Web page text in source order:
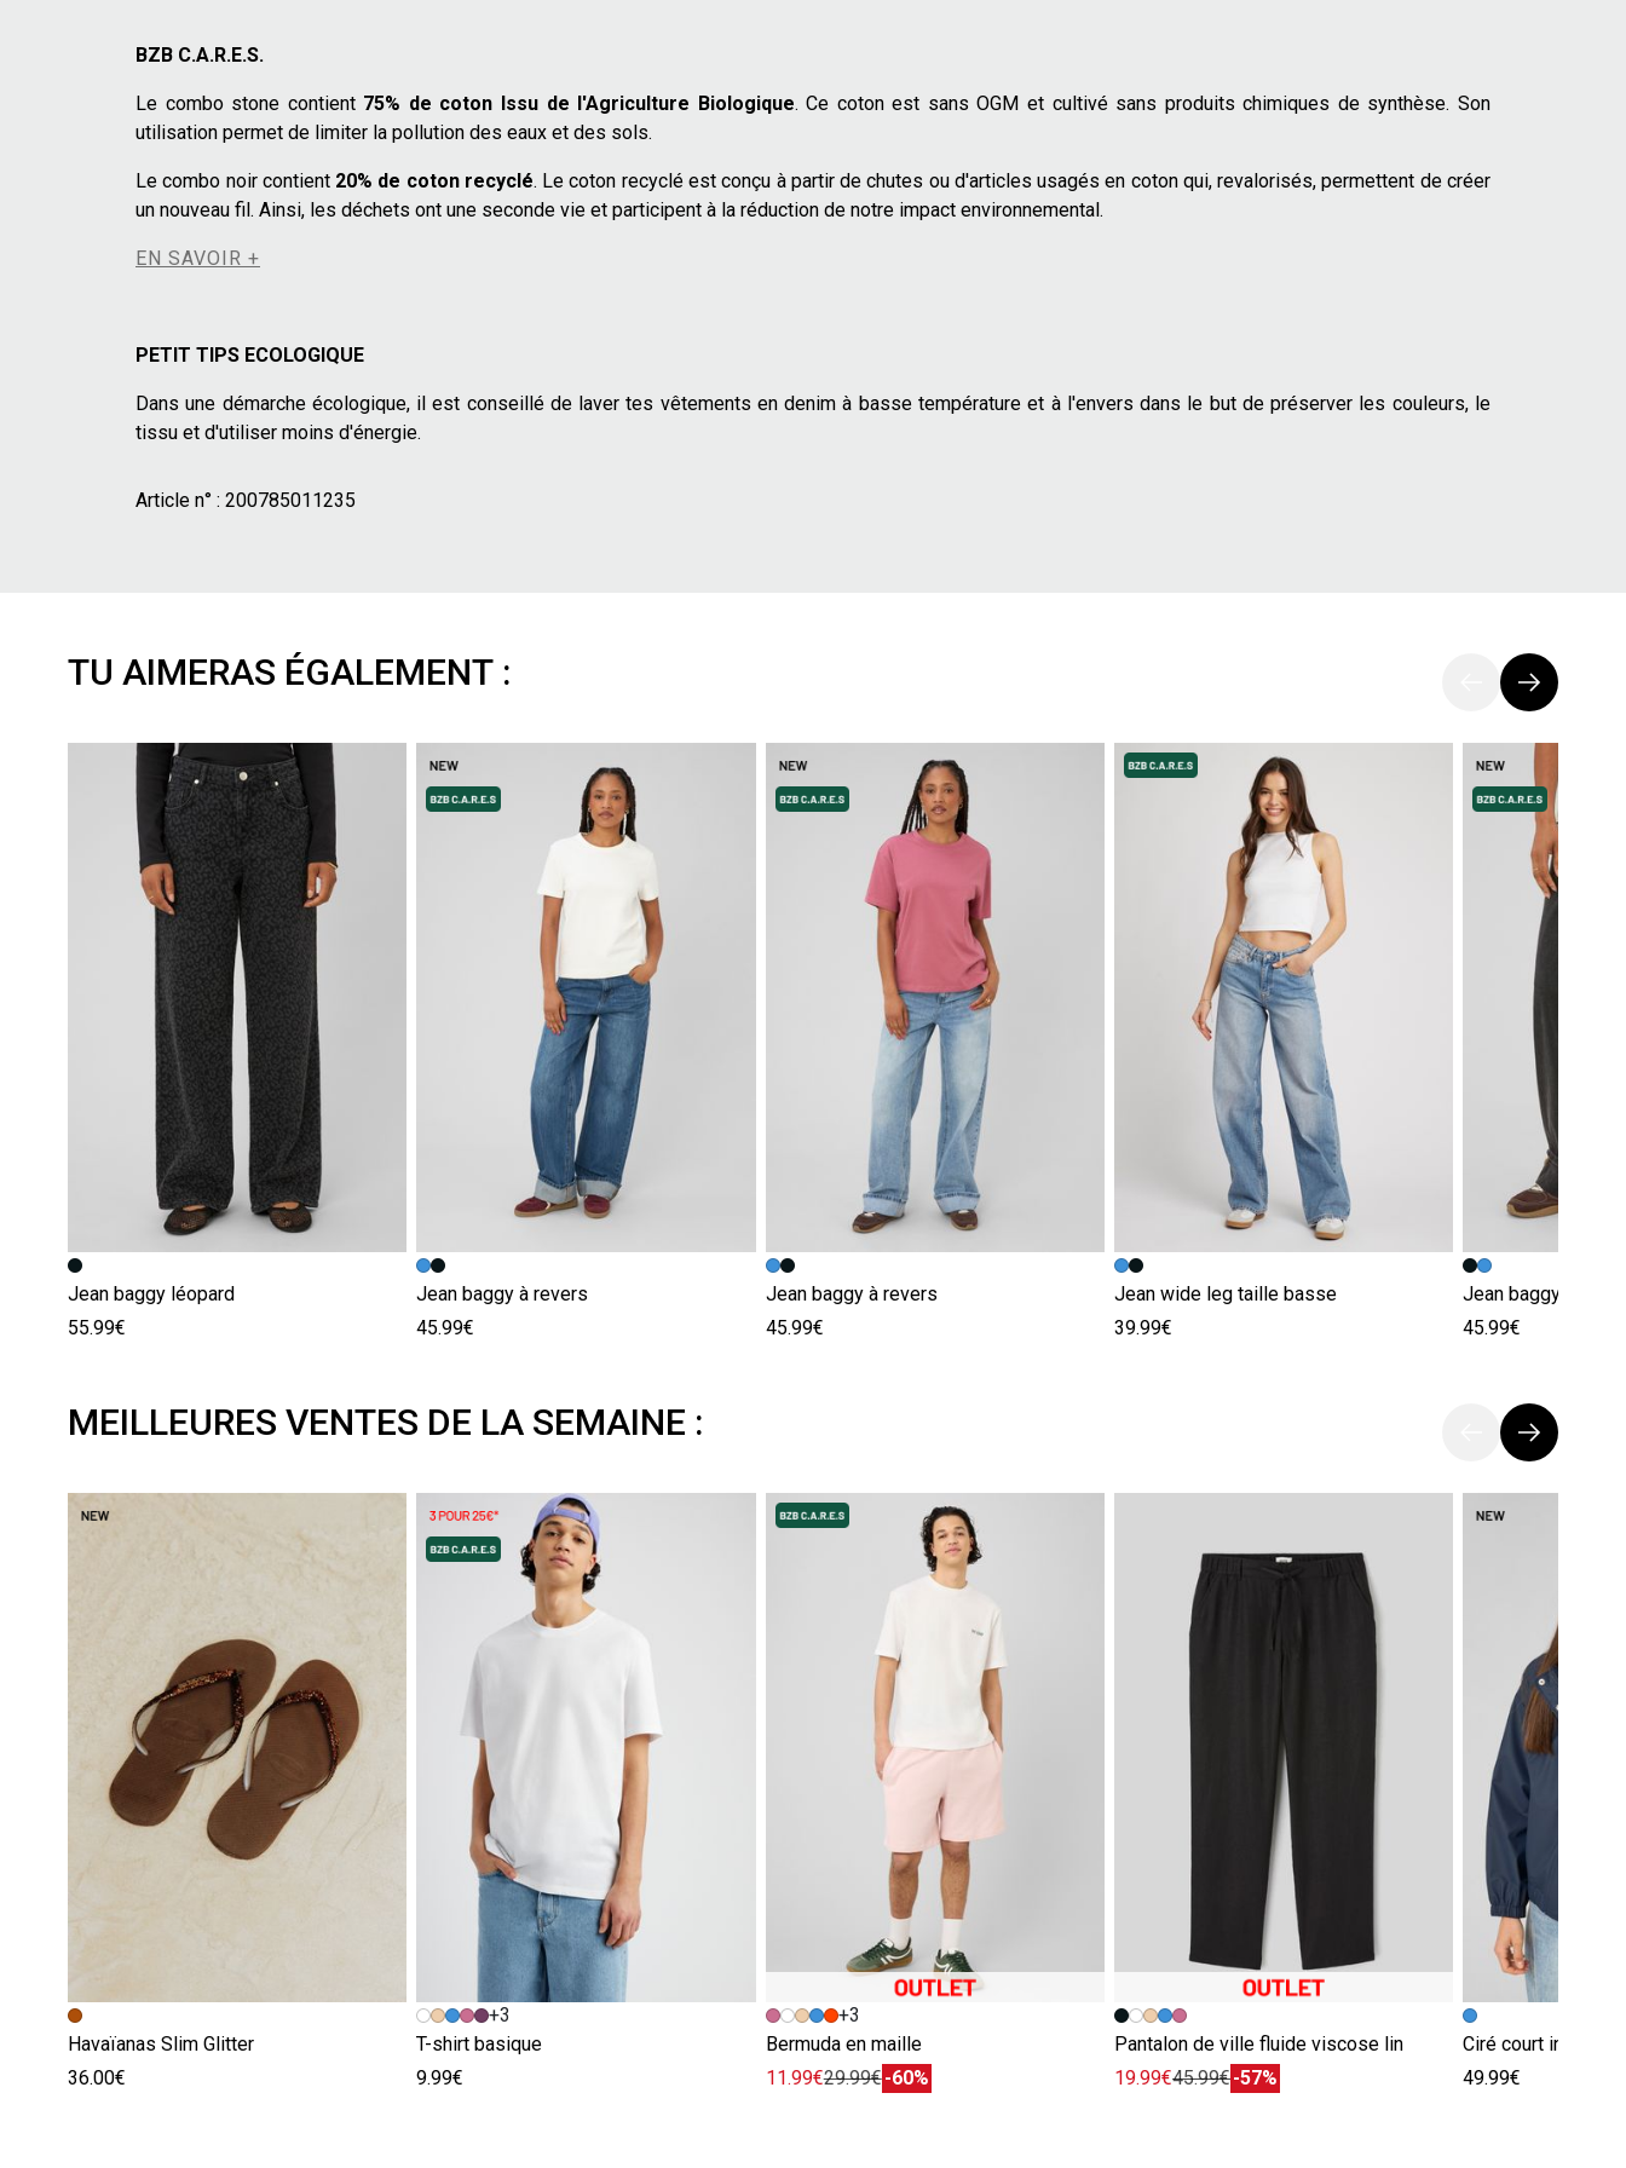
BZB C.A.R.E.S.
Le combo stone contient 75% de coton Issu de l'Agriculture Biologique. Ce coton est sans OGM et cultivé sans produits chimiques de synthèse. Son
utilisation permet de limiter la pollution des eaux et des sols.
Le combo noir contient 20% de coton recyclé. Le coton recyclé est conçu à partir de chutes ou d'articles usagés en coton qui, revalorisés, permettent de créer
un nouveau fil. Ainsi, les déchets ont une seconde vie et participent à la réduction de notre impact environnemental.
EN SAVOIR +
PETIT TIPS ECOLOGIQUE
Dans une démarche écologique, il est conseillé de laver tes vêtements en denim à basse température et à l'envers dans le but de préserver les couleurs, le
tissu et d'utiliser moins d'énergie.
Article n° : 200785011235
TU AIMERAS ÉGALEMENT :
Jean baggy léopard
55.99€
Jean baggy à revers
45.99€
Jean baggy à revers
45.99€
Jean wide leg taille basse
39.99€
Jean baggy à
45.99€
MEILLEURES VENTES DE LA SEMAINE :
Havaïanas Slim Glitter
36.00€
+3
T-shirt basique
9.99€
+3
Bermuda en maille
11.99€29.99€-60%
Pantalon de ville fluide viscose lin
19.99€45.99€-57%
Ciré court intérieur
49.99€